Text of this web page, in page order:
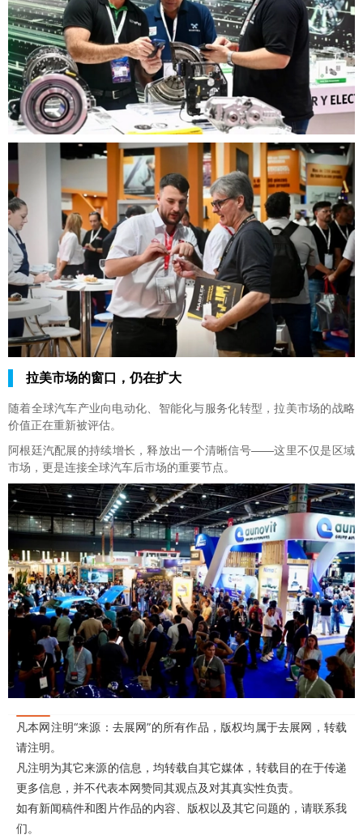
拉美市场的窗口，仍在扩大
随着全球汽车产业向电动化、智能化与服务化转型，拉美市场的战略
价值正在重新被评估。
阿根廷汽配展的持续增长，释放出一个清晰信号——这里不仅是区域
市场，更是连接全球汽车后市场的重要节点。
凡本网注明“来源：去展网”的所有作品，版权均属于去展网，转载
请注明。
凡注明为其它来源的信息，均转载自其它媒体，转载目的在于传递
更多信息，并不代表本网赞同其观点及对其真实性负责。
如有新闻稿件和图片作品的内容、版权以及其它问题的，请联系我
们。